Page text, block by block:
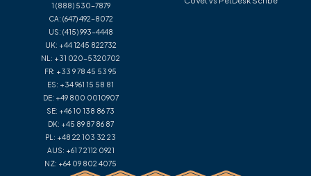
1 (888) 530-7879
CA: (647) 492-8072
US: (415) 993-4448
UK: +44 1245 822732
NL: +31 020-5320702
FR: +33 9 78 45 53 95
ES: +34 961 15 58 81
DE: +49 800 0010907
SE: +46 10 138 86 73
DK: +45 89 87 86 87
PL: +48 22 103 32 23
AUS: +61 7 2112 0921
NZ: +64 09 802 4075